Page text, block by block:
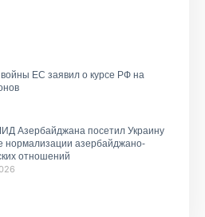
войны ЕС заявил о курсе РФ на
Азербайджана посетил Украину
нормализации азербайджано-
отношений